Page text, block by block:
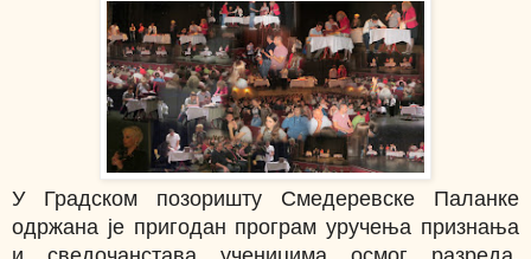
У Градском позоришту Смедеревске Паланке
одржана је пригодан програм уручења признања